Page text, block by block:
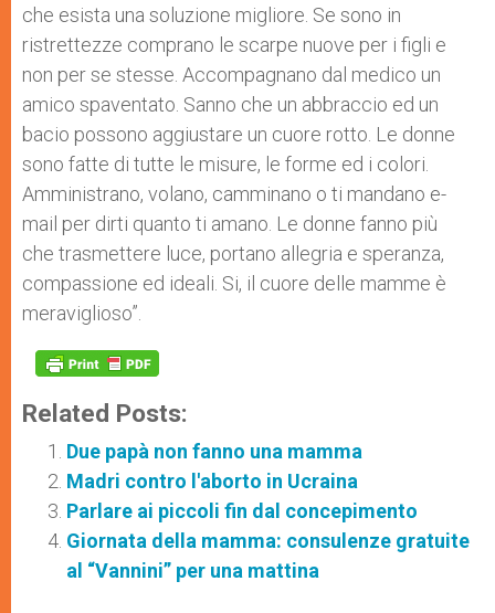
che esista una soluzione migliore. Se sono in
ristrettezze comprano le scarpe nuove per i figli e
non per se stesse. Accompagnano dal medico un
amico spaventato. Sanno che un abbraccio ed un
bacio possono aggiustare un cuore rotto. Le donne
sono fatte di tutte le misure, le forme ed i colori.
Amministrano, volano, camminano o ti mandano e-
mail per dirti quanto ti amano. Le donne fanno più
che trasmettere luce, portano allegria e speranza,
compassione ed ideali. Si, il cuore delle mamme è
meraviglioso”.
Related Posts:
Due papà non fanno una mamma
Madri contro l'aborto in Ucraina
Parlare ai piccoli fin dal concepimento
Giornata della mamma: consulenze gratuite
al “Vannini” per una mattina